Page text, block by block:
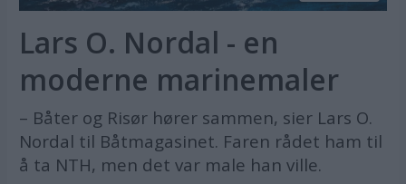
Lars O. Nordal - en
moderne marinemaler
– Båter og Risør hører sammen, sier Lars O.
Nordal til Båtmagasinet. Faren rådet ham til
å ta NTH, men det var male han ville.